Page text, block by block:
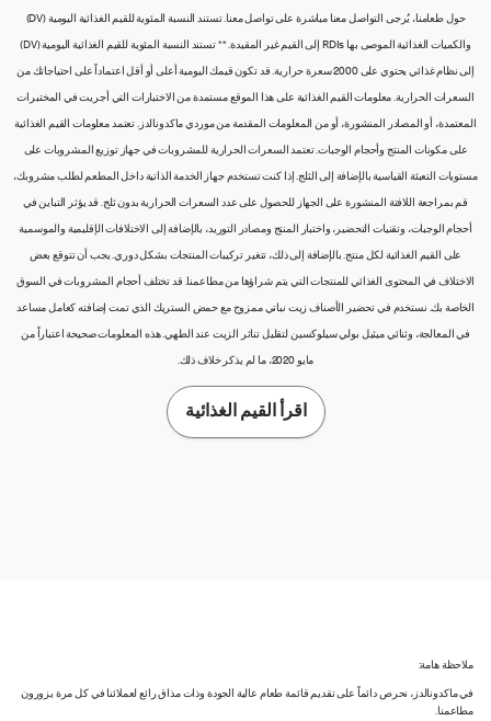
حول طعامنا، يُرجى التواصل معنا مباشرة على تواصل معنا. تستند النسبة المئوية للقيم الغذائية اليومية (DV)
والكميات الغذائية الموصى بها RDIs إلى القيم غير المقيدة. ** تستند النسبة المئوية للقيم الغذائية اليومية (DV)
إلى نظام غذائي يحتوي على 2000 سعرة حرارية. قد تكون قيمك اليومية أعلى أو أقل اعتماداً على احتياجاتك من
السعرات الحرارية. معلومات القيم الغذائية على هذا الموقع مستمدة من الاختبارات التي أجريت في المختبرات
المعتمدة، أو المصادر المنشورة، أو من المعلومات المقدمة من موردي ماكدونالدز. تعتمد معلومات القيم الغذائية
على مكونات المنتج وأحجام الوجبات. تعتمد السعرات الحرارية للمشروبات في جهاز توزيع المشروبات على
مستويات التعبئة القياسية بالإضافة إلى الثلج. إذا كنت تستخدم جهاز الخدمة الذاتية داخل المطعم لطلب مشروبك،
قم بمراجعة اللافتة المنشورة على الجهاز للحصول على عدد السعرات الحرارية بدون ثلج. قد يؤثر التباين في
أحجام الوجبات، وتقنيات التحضير، واختبار المنتج ومصادر التوريد، بالإضافة إلى الاختلافات الإقليمية والموسمية
على القيم الغذائية لكل منتج. بالإضافة إلى ذلك، تتغير تركيبات المنتجات بشكل دوري. يجب أن تتوقع بعض
الاختلاف في المحتوى الغذائي للمنتجات التي يتم شراؤها من مطاعمنا. قد تختلف أحجام المشروبات في السوق
الخاصة بك. نستخدم في تحضير الأصناف زيت نباتي ممزوج مع حمض الستريك الذي تمت إضافته كعامل مساعد
في المعالجة، وثنائي ميثيل بولي سيلوكسين لتقليل تناثر الزيت عند الطهي. هذه المعلومات صحيحة اعتباراً من
مايو 2020، ما لم يذكر خلاف ذلك.
اقرأ القيم الغذائية
ملاحظة هامة:
في ماكدونالدز، نحرص دائماً على تقديم قائمة طعام عالية الجودة وذات مذاق رائع لعملائنا في كل مرة يزورون
مطاعمنا.